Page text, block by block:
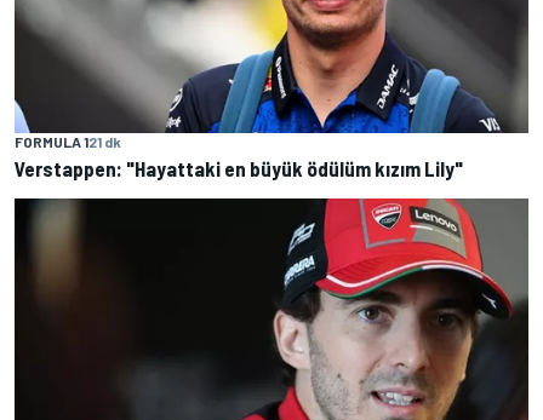
FORMULA 121 dk
Verstappen: "Hayattaki en büyük ödülüm kızım Lily"